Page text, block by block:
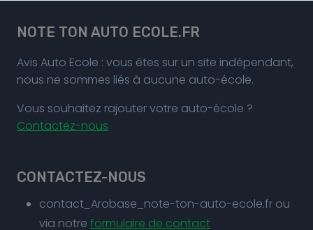
NOTE TON AUTO ECOLE.FR
Avis Auto Ecole : vous êtes sur un site indépendant,
nous ne sommes liés à aucune auto-école.
Vous souhaitez rajouter votre auto-école ?
Contactez-nous
CONTACTEZ-NOUS
contact_Arobase_note-ton-auto-ecole.fr ou
via notre formulaire de contact